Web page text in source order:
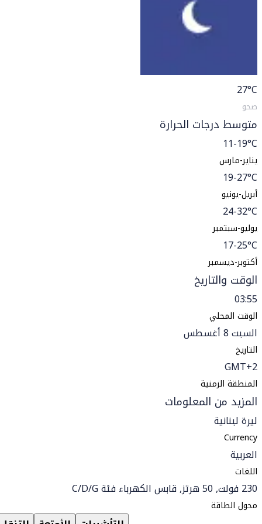
27°C
صحو
متوسط درجات الحرارة
11-19°C
يناير-مارس
19-27°C
أبريل-يونيو
24-32°C
يوليو-سبتمبر
17-25°C
أكتوبر-ديسمبر
الوقت والتاريخ
03:55
الوقت المحلي
السبت 8 أغسطس
التاريخ
GMT+2
المنطقة الزمنية
المزيد من المعلومات
ليرة لبنانية
Currency
العربية
اللغات
230 فولت, 50 هرتز, قابس الكهرباء فئة C/D/G
محول الطاقة